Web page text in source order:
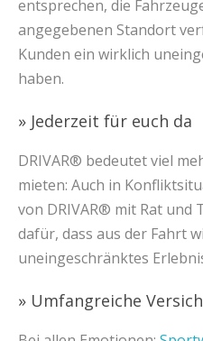
entsprechen, die
angegebenen Standort
Kunden ein wirklich
haben.
» Jederzeit für euch da
DRIVAR® bedeutet viel
mieten: Auch in
von DRIVAR® mit Rat und
dafür, dass aus der Fahrt
uneingeschränktes
» Umfangreiche